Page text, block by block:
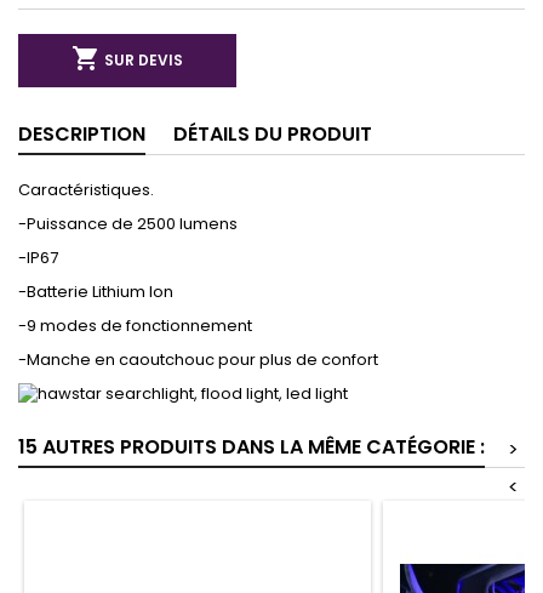
 SUR DEVIS
DESCRIPTION DÉTAILS DU PRODUIT
Caractéristiques.
-Puissance de 2500 lumens
-IP67
-Batterie Lithium Ion
-9 modes de fonctionnement
-Manche en caoutchouc pour plus de confort
15 AUTRES PRODUITS DANS LA MÊME CATÉGORIE :
>
<